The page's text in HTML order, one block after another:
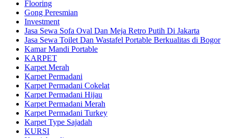
Flooring
Gong Peresmian
Investment
Jasa Sewa Sofa Oval Dan Meja Retro Putih Di Jakarta
Jasa Sewa Toilet Dan Wastafel Portable Berkualitas di Bogor
Kamar Mandi Portable
KARPET
Karpet Merah
Karpet Permadani
Karpet Permadani Cokelat
Karpet Permadani Hijau
Karpet Permadani Merah
Karpet Permadani Turkey
Karpet Type Sajadah
KURSI